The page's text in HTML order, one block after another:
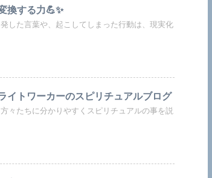
換する力💪✨
した言葉や、起こしてしまった行動は、現実化
イトワーカーのスピリチュアルブログ
々たちに分かりやすくスピリチュアルの事を説